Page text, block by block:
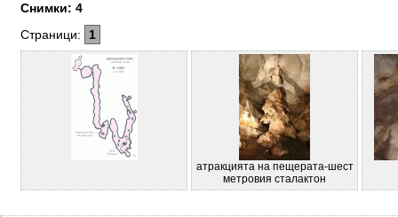
Снимки: 4
Страници:
1
атракцията на пещерата-шест
метровия сталактон